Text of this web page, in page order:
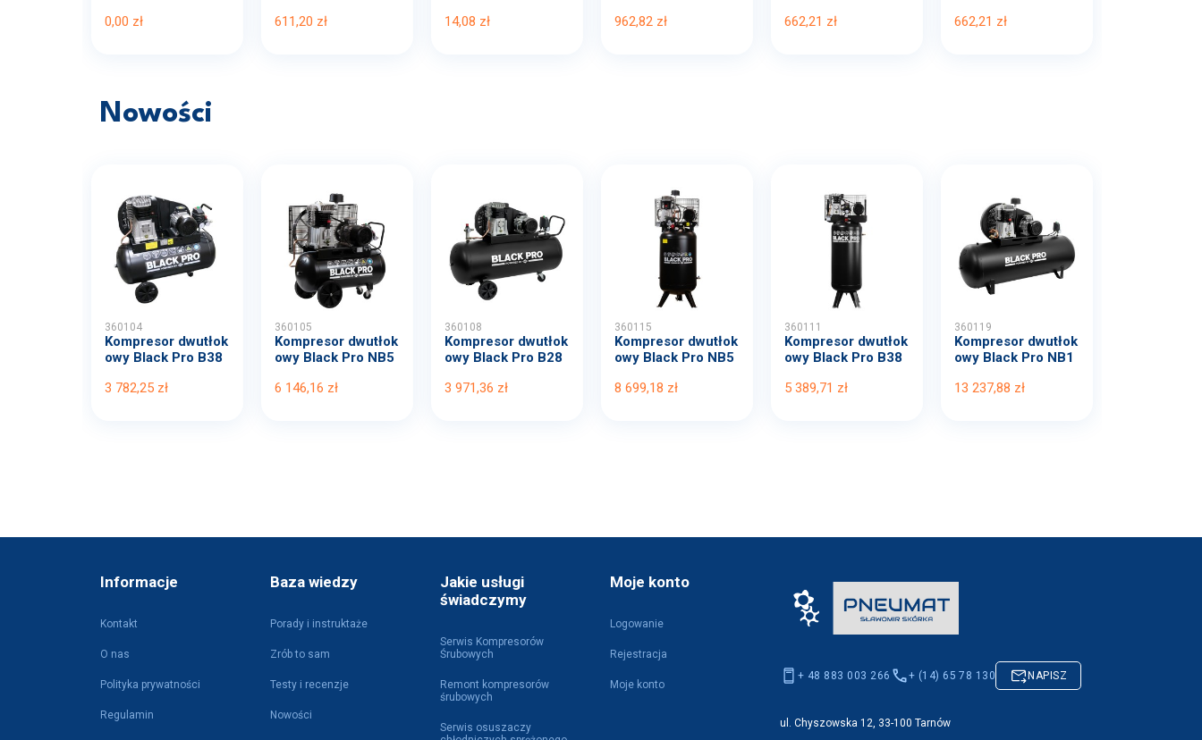
0,00 zł
611,20 zł
14,08 zł
962,82 zł
662,21 zł
662,21 zł
Nowości
360104
Kompresor dwutłok
owy Black Pro B38
3 782,25 zł
360105
Kompresor dwutłok
owy Black Pro NB5
6 146,16 zł
360108
Kompresor dwutłok
owy Black Pro B28
3 971,36 zł
360115
Kompresor dwutłok
owy Black Pro NB5
8 699,18 zł
360111
Kompresor dwutłok
owy Black Pro B38
5 389,71 zł
360119
Kompresor dwutłok
owy Black Pro NB1
13 237,88 zł
Informacje
Kontakt
O nas
Polityka prywatności
Regulamin
Baza wiedzy
Porady i instruktaże
Zrób to sam
Testy i recenzje
Nowości
Jakie usługi
świadczymy
Serwis Kompresorów
Śrubowych
Remont kompresorów
śrubowych
Serwis osuszaczy
Moje konto
Logowanie
Rejestracja
Moje konto
+ 48 883 003 266 + (14) 65 78 130 NAPISZ
ul. Chyszowska 12, 33-100 Tarnów